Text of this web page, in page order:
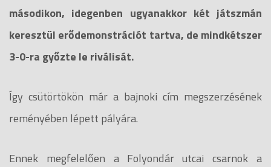
másodikon, idegenben ugyanakkor két játszmán
keresztül erődemonstrációt tartva, de mindkétszer
3-0-ra győzte le riválisát.
Így csütörtökön már a bajnoki cím megszerzésének
reményében lépett pályára.
Ennek megfelelően a Folyondár utcai csarnok a